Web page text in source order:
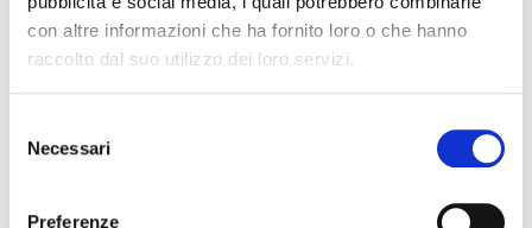
con altre informazioni che ha fornito loro o che hanno
raccolto dal suo utilizzo dei loro servizi.
delNecessari
Preferenze
10,00 €